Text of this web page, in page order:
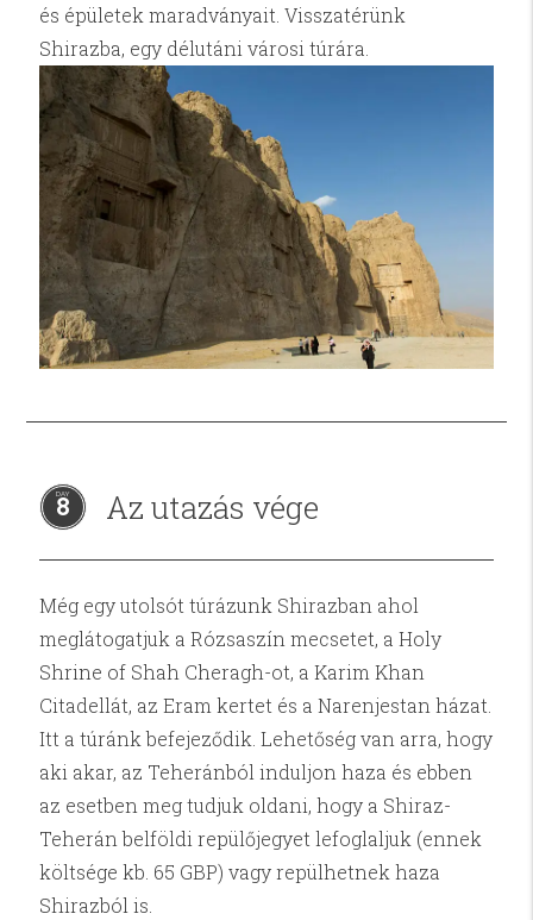
és épületek maradványait. Visszatérünk
Shirazba, egy délutáni városi túrára.
8 Az utazás vége
Még egy utolsót túrázunk Shirazban ahol
meglátogatjuk a Rózsaszín mecsetet, a Holy
Shrine of Shah Cheragh-ot, a Karim Khan
Citadellát, az Eram kertet és a Narenjestan házat.
Itt a túránk befejeződik. Lehetőség van arra, hogy
aki akar, az Teheránból induljon haza és ebben
az esetben meg tudjuk oldani, hogy a Shiraz-
Teherán belföldi repülőjegyet lefoglaljuk (ennek
költsége kb. 65 GBP) vagy repülhetnek haza
Shirazból is.